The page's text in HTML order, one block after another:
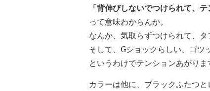
「背伸びしないでつけられて、
って意味わからんか。
なんか、気取らずつけられて、
そして、Gショックらしい、ゴツ
というわけでテンションあがりま
カラーは他に、ブラックふたつ